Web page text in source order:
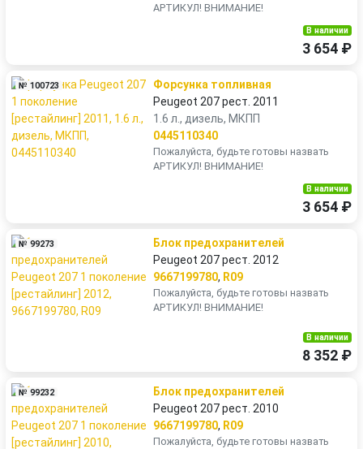
АРТИКУЛ! ВНИМАНИЕ!
В наличии
3 654 ₽
№ 100723
Форсунка топливная
Peugeot 207 рест. 2011
1.6 л., дизель, МКПП
0445110340
Пожалуйста, будьте готовы назвать
АРТИКУЛ! ВНИМАНИЕ!
В наличии
3 654 ₽
№ 99273
Блок предохранителей
Peugeot 207 рест. 2012
9667199780, R09
Пожалуйста, будьте готовы назвать
АРТИКУЛ! ВНИМАНИЕ!
В наличии
8 352 ₽
№ 99232
Блок предохранителей
Peugeot 207 рест. 2010
9667199780, R09
Пожалуйста, будьте готовы назвать